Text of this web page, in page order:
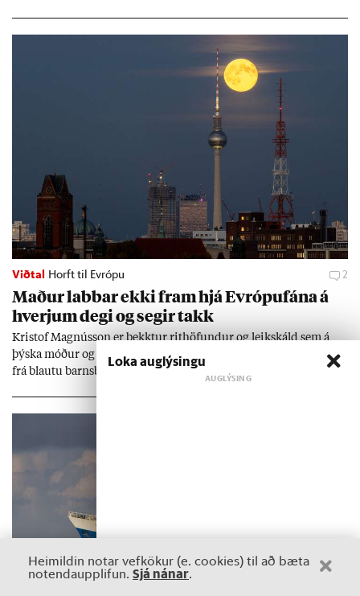
Viðtal Horft til Evrópu 2
Mað­ur labb­ar ekki fram hjá Evr­ópuf­ána á
hverj­um degi og seg­ir takk
Kri­stof Magnús­son er þekkt­ur rit­höf­und­ur og leik­skáld sem á
þýska móð­ur og ís­lensk­an föð­ur. Hann hef­ur bú­ið í Þýskalandi
frá blautu barns­beini, sem barn í Ham­borg og full­orð­inn í
Heimildin notar vefkökur (e. cookies) til að bæta
notendaupplifun. Sjá nánar.
Loka auglýsingu